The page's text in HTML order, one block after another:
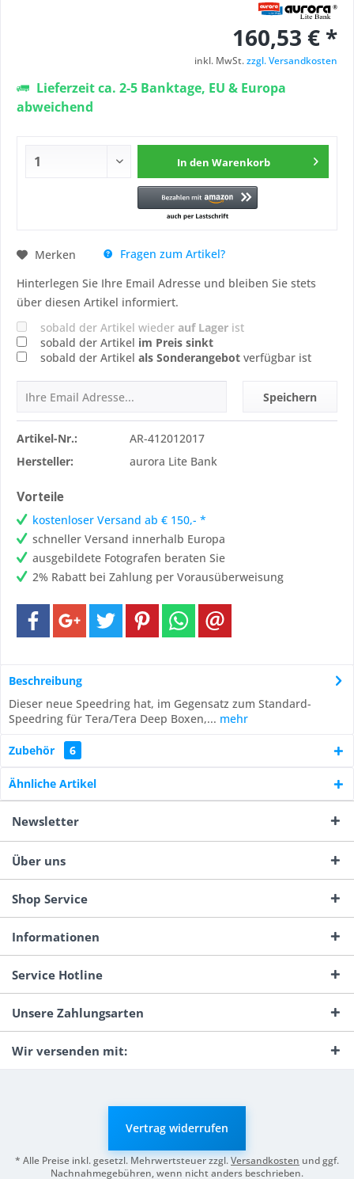
160,53 € *
inkl. MwSt.zzgl. Versandkosten
Lieferzeit ca. 2-5 Banktage, EU & Europa
abweichend
In den Warenkorb
Merken
Fragen zum Artikel?
Hinterlegen Sie Ihre Email Adresse und bleiben Sie stets
über diesen Artikel informiert.
sobald der Artikel wieder auf Lager ist
sobald der Artikel im Preis sinkt
sobald der Artikel als Sonderangebot verfügbar ist
Speichern
Artikel-Nr.:
AR-412012017
Hersteller:
aurora Lite Bank
Vorteile
kostenloser Versand ab € 150,- *
schneller Versand innerhalb Europa
ausgebildete Fotografen beraten Sie
2% Rabatt bei Zahlung per Vorausüberweisung
Beschreibung
Dieser neue Speedring hat, im Gegensatz zum Standard-
Speedring für Tera/Tera Deep Boxen,... mehr
Zubehör 6
Ähnliche Artikel
Newsletter
Über uns
Shop Service
Informationen
Service Hotline
Unsere Zahlungsarten
Wir versenden mit:
Vertrag widerrufen
* Alle Preise inkl. gesetzl. Mehrwertsteuer zzgl.Versandkosten und ggf.
Nachnahmegebühren, wenn nicht anders beschrieben.